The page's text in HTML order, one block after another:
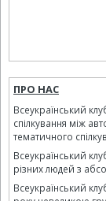
ПРО НАС
Всеукраїнський
спілкування між
тематичного
Всеукраїнський
різних людей з
Всеукраїнський